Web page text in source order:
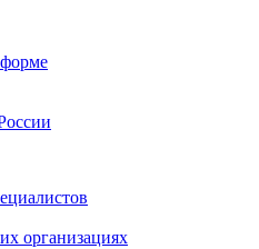
организациях